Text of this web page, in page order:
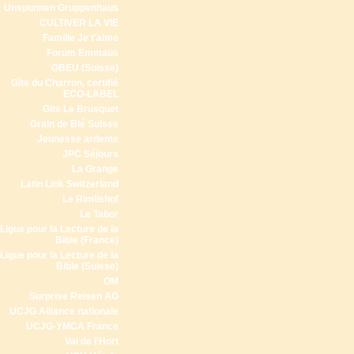
Unspunnen Gruppenhaus
CULTIVER LA VIE
Famille Je t'aime
Forum Emmaüs
GBEU (Suisse)
Gîte du Charron, certifié
ECO-LABEL
Gite Le Brusquet
Grain de Blé Suisse
Jeunesse ardente
JPC Séjours
La Grange
Latin Link Switzerland
Le Rimlishof
Le Tabor
Ligue pour la Lecture de la
Bible (France)
Ligue pour la Lecture de la
Bible (Suisse)
OM
Surprise Reisen AG
UCJG Alliance nationale
UCJG-YMCA France
Val de l'Hort